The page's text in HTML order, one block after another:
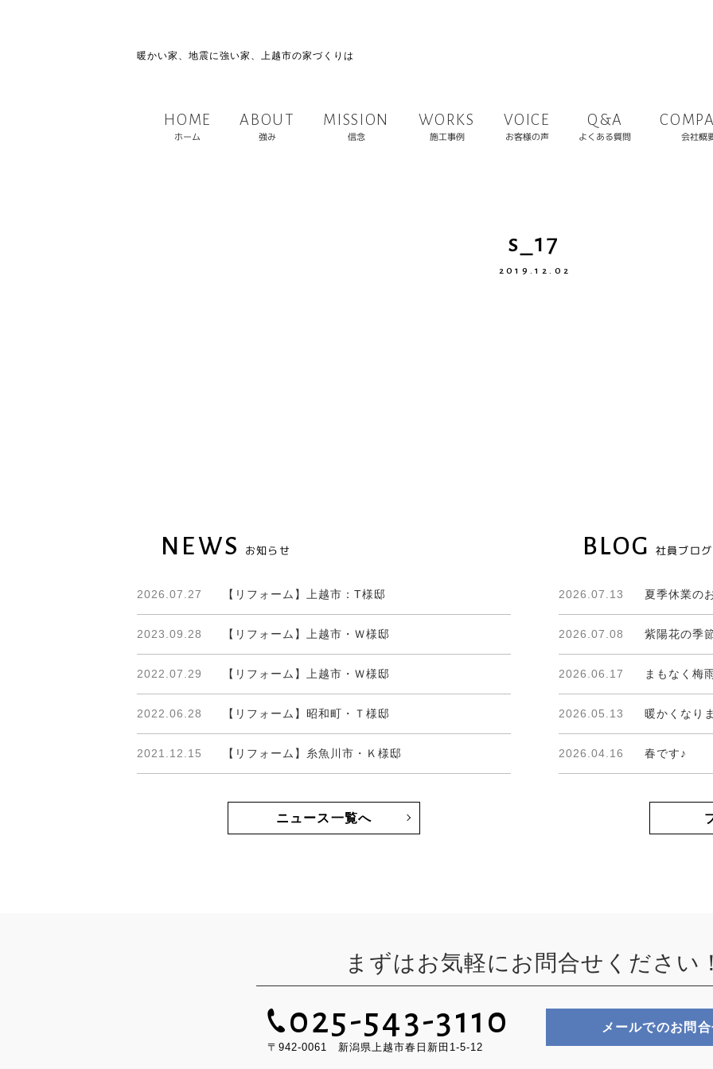
暖かい家、地震に強い家、上越市の家づくりは
HOME
ホーム
ABOUT
強み
MISSION
信念
WORKS
施工事例
VOICE
お客様の声
Q&A
よくある質問 会社概
s_17
2019.12.02
NEWS お知らせ
2026.07.27 【リフォーム】上越市：T様邸
2023.09.28 【リフォーム】上越市・Ｗ様邸
2022.07.29 【リフォーム】上越市・Ｗ様邸
2022.06.28 【リフォーム】昭和町・Ｔ様邸
2021.12.15 【リフォーム】糸魚川市・Ｋ様邸
ニュース一覧へ
BLOG 社員ブログ
2026.07.13 夏季休業の
2026.07.08 紫陽花の季
2026.06.17 まもなく梅
2026.05.13 暖かくなり
2026.04.16 春です♪
まずはお気軽にお問合せください！
025-543-3110
〒942-0061 新潟県上越市春日新田1-5-12
メールでのお問